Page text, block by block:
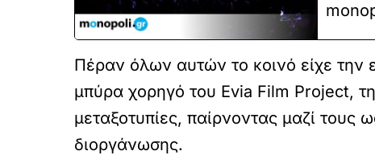
Πέραν όλων αυτών το κοινό είχε την
μπύρα χορηγό του Evia Film Project,
μεταξοτυπίες, παίρνοντας μαζί
διοργάνωσης.